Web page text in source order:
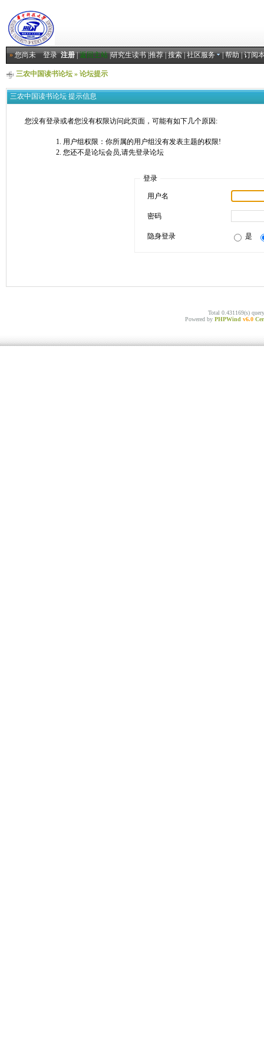
»您尚未登录 注册|返回主站|研究生读书|推荐|搜索|社区服务 |帮助|订阅
三农中国读书论坛» 论坛提示
三农中国读书论坛 提示信息
您没有登录或者您没有权限访问此页面，可能有如下几个原因:
用户组权限：你所属的用户组没有发表主题的权限!
您还不是论坛会员,请先登录论坛
登录
用户名
密码
隐身登录 是
Total 0.431169(s)
Powered by PHPWind v6.0